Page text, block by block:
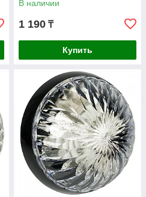
В наличии
1 190 ₸
Купить